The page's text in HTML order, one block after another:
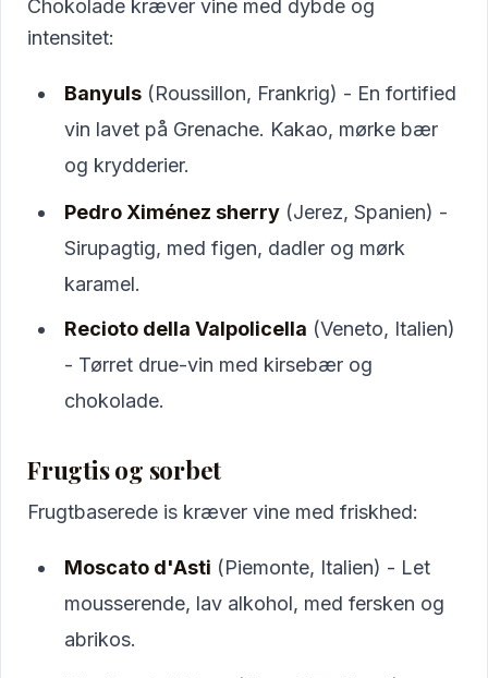
Chokolade kræver vine med dybde og
intensitet:
Banyuls (Roussillon, Frankrig) - En fortified
vin lavet på Grenache. Kakao, mørke bær
og krydderier.
Pedro Ximénez sherry (Jerez, Spanien) -
Sirupagtig, med figen, dadler og mørk
karamel.
Recioto della Valpolicella (Veneto, Italien)
- Tørret drue-vin med kirsebær og
chokolade.
Frugtis og sorbet
Frugtbaserede is kræver vine med friskhed:
Moscato d'Asti (Piemonte, Italien) - Let
mousserende, lav alkohol, med fersken og
abrikos.